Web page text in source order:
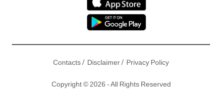
Contacts/ Disclaimer/ Privacy Policy
Copyright © 2026 - All Rights Reserved